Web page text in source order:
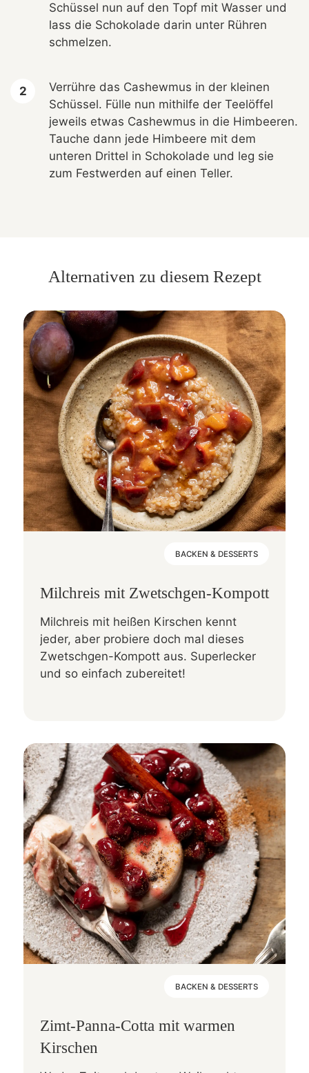
Schüssel nun auf den Topf mit Wasser und
lass die Schokolade darin unter Rühren
schmelzen.
Verrühre das Cashewmus in der kleinen
Schüssel. Fülle nun mithilfe der Teelöffel
jeweils etwas Cashewmus in die Himbeeren.
Tauche dann jede Himbeere mit dem
unteren Drittel in Schokolade und leg sie
zum Festwerden auf einen Teller.
Alternativen zu diesem Rezept
BACKEN & DESSERTS
Milchreis mit Zwetschgen-Kompott
Milchreis mit heißen Kirschen kennt
jeder, aber probiere doch mal dieses
Zwetschgen-Kompott aus. Superlecker
und so einfach zubereitet!
BACKEN & DESSERTS
Zimt-Panna-Cotta mit warmen
Kirschen